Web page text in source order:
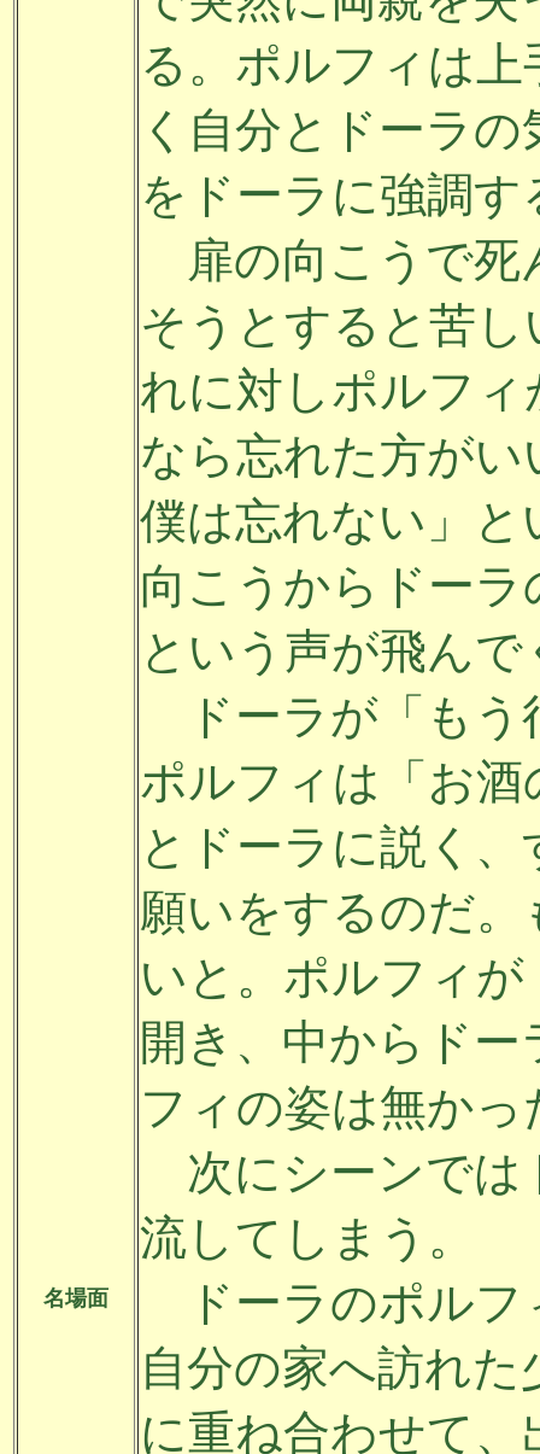
名場面
る。ポルフィは
く自分とドーラ
をドーラに強調す
扉の向こうで死
そうとすると苦
れに対しポルフ
なら忘れた方が
僕は忘れない」
向こうからドー
という声が飛んで
ドーラが「もう
ポルフィは「お
とドーラに説く
願いをするのだ
いと。ポルフィ
開き、中からド
フィの姿は無かっ
次にシーンでは
流してしまう。
ドーラのポルフ
自分の家へ訪れ
に重ね合わせて